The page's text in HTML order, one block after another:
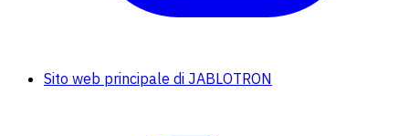
Sito web principale di JABLOTRON